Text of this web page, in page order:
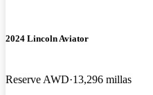
2024 Lincoln Aviator
Reserve AWD 13,296 millas